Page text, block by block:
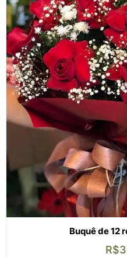
Buquê de 12
R$